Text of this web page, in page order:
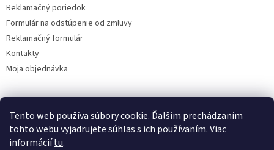
Tento web používa súbory cookie. Ďalším prechádzaním
tohto webu vyjadrujete súhlas s ich používaním. Viac
informáciítu.
Reklamačný poriedok
Formulár na odstúpenie od zmluvy
Reklamačný formulár
Kontakty
Moja objednávka
Reklamácie